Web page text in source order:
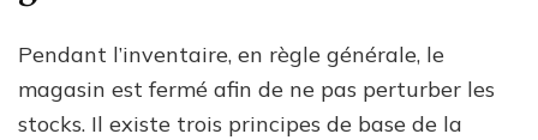
Pendant l’inventaire, en règle générale, le
magasin est fermé afin de ne pas perturber les
stocks. Il existe trois principes de base de la